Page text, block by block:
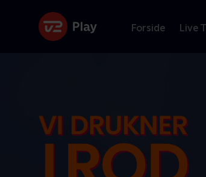
Forside Live